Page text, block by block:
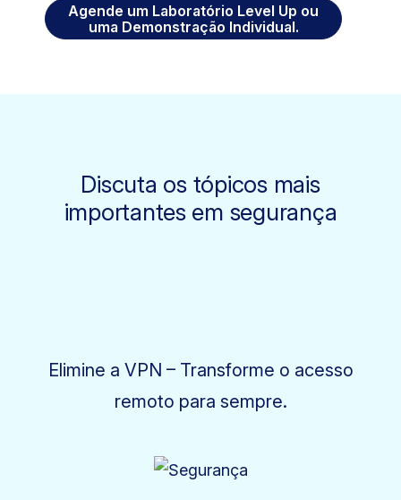
Agende um Laboratório Level Up ou
uma Demonstração Individual.
Discuta os tópicos mais
importantes em segurança
Elimine a VPN – Transforme o acesso
remoto para sempre.